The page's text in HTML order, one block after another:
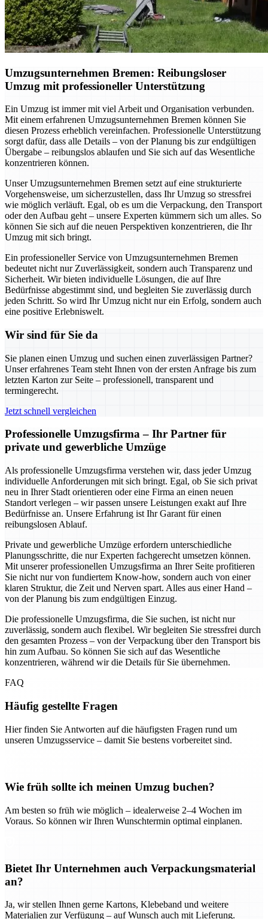
Umzugsunternehmen Bremen: Reibungsloser
Umzug mit professioneller Unterstützung
Ein Umzug ist immer mit viel Arbeit und Organisation verbunden.
Mit einem erfahrenen Umzugsunternehmen Bremen können Sie
diesen Prozess erheblich vereinfachen. Professionelle Unterstützung
sorgt dafür, dass alle Details – von der Planung bis zur endgültigen
Übergabe – reibungslos ablaufen und Sie sich auf das Wesentliche
konzentrieren können.
Unser Umzugsunternehmen Bremen setzt auf eine strukturierte
Vorgehensweise, um sicherzustellen, dass Ihr Umzug so stressfrei
wie möglich verläuft. Egal, ob es um die Verpackung, den Transport
oder den Aufbau geht – unsere Experten kümmern sich um alles. So
können Sie sich auf die neuen Perspektiven konzentrieren, die Ihr
Umzug mit sich bringt.
Ein professioneller Service von Umzugsunternehmen Bremen
bedeutet nicht nur Zuverlässigkeit, sondern auch Transparenz und
Sicherheit. Wir bieten individuelle Lösungen, die auf Ihre
Bedürfnisse abgestimmt sind, und begleiten Sie zuverlässig durch
jeden Schritt. So wird Ihr Umzug nicht nur ein Erfolg, sondern auch
eine positive Erlebniswelt.
Wir sind für Sie da
Sie planen einen Umzug und suchen einen zuverlässigen Partner?
Unser erfahrenes Team steht Ihnen von der ersten Anfrage bis zum
letzten Karton zur Seite – professionell, transparent und
termingerecht.
Jetzt schnell vergleichen
Professionelle Umzugsfirma – Ihr Partner für
private und gewerbliche Umzüge
Als professionelle Umzugsfirma verstehen wir, dass jeder Umzug
individuelle Anforderungen mit sich bringt. Egal, ob Sie sich privat
neu in Ihrer Stadt orientieren oder eine Firma an einen neuen
Standort verlegen – wir passen unsere Leistungen exakt auf Ihre
Bedürfnisse an. Unsere Erfahrung ist Ihr Garant für einen
reibungslosen Ablauf.
Private und gewerbliche Umzüge erfordern unterschiedliche
Planungsschritte, die nur Experten fachgerecht umsetzen können.
Mit unserer professionellen Umzugsfirma an Ihrer Seite profitieren
Sie nicht nur von fundiertem Know-how, sondern auch von einer
klaren Struktur, die Zeit und Nerven spart. Alles aus einer Hand –
von der Planung bis zum endgültigen Einzug.
Die professionelle Umzugsfirma, die Sie suchen, ist nicht nur
zuverlässig, sondern auch flexibel. Wir begleiten Sie stressfrei durch
den gesamten Prozess – von der Verpackung über den Transport bis
hin zum Aufbau. So können Sie sich auf das Wesentliche
konzentrieren, während wir die Details für Sie übernehmen.
FAQ
Häufig gestellte Fragen
Hier finden Sie Antworten auf die häufigsten Fragen rund um
unseren Umzugsservice – damit Sie bestens vorbereitet sind.
Wie früh sollte ich meinen Umzug buchen?
Am besten so früh wie möglich – idealerweise 2–4 Wochen im
Voraus. So können wir Ihren Wunschtermin optimal einplanen.
Bietet Ihr Unternehmen auch Verpackungsmaterial
an?
Ja, wir stellen Ihnen gerne Kartons, Klebeband und weitere
Materialien zur Verfügung – auf Wunsch auch mit Lieferung.